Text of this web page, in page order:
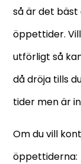
så är det
öppettider.
utförligt så
då dröja tills
tider men är
Om du vill
öppettiderna: